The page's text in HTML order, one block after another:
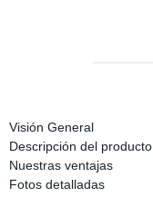
Visión General
Descripción del producto
Nuestras ventajas
Fotos detalladas